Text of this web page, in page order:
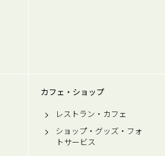
カフェ・ショップ
レストラン・カフェ
ショップ・グッズ・フォ
トサービス